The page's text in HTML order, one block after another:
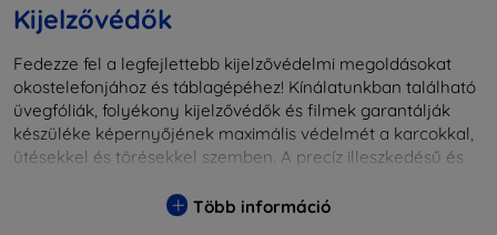
Kijelzővédők
Fedezze fel a legfejlettebb kijelzővédelmi megoldásokat
okostelefonjához és táblagépéhez! Kínálatunkban található
üvegfóliák, folyékony kijelzővédők és filmek garantálják
készüléke képernyőjének maximális védelmét a karcokkal,
ütésekkel és törésekkel szemben. A precíz illeszkedésű és
hanem kristálytiszta képet is biztosítanak, megőrzi a
Több információ